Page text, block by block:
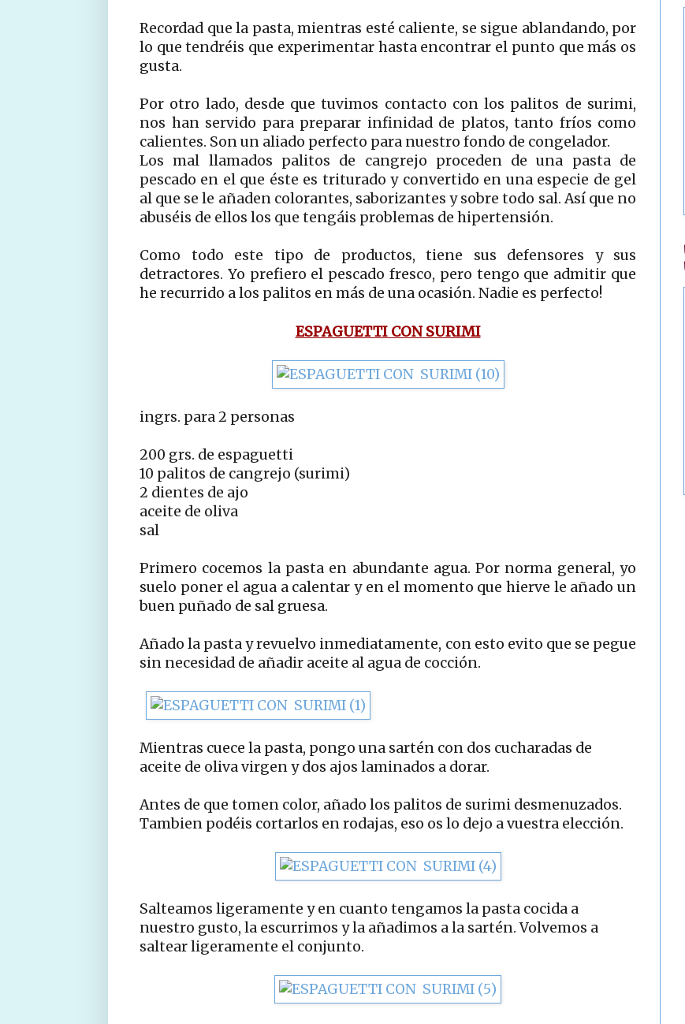
Recordad que la pasta, mientras esté caliente, se sigue ablandando, por
lo que tendréis que experimentar hasta encontrar el punto que más os
gusta.
Por otro lado, desde que tuvimos contacto con los palitos de surimi,
nos han servido para preparar infinidad de platos, tanto fríos como
calientes. Son un aliado perfecto para nuestro fondo de congelador.
Los mal llamados palitos de cangrejo proceden de una pasta de
pescado en el que éste es triturado y convertido en una especie de gel
al que se le añaden colorantes, saborizantes y sobre todo sal. Así que no
abuséis de ellos los que tengáis problemas de hipertensión.
Como todo este tipo de productos, tiene sus defensores y sus
detractores. Yo prefiero el pescado fresco, pero tengo que admitir que
he recurrido a los palitos en más de una ocasión. Nadie es perfecto!
ESPAGUETTI CON SURIMI
ingrs. para 2 personas
200 grs. de espaguetti
10 palitos de cangrejo (surimi)
2 dientes de ajo
aceite de oliva
sal
Primero cocemos la pasta en abundante agua. Por norma general, yo
suelo poner el agua a calentar y en el momento que hierve le añado un
buen puñado de sal gruesa.
Añado la pasta y revuelvo inmediatamente, con esto evito que se pegue
sin necesidad de añadir aceite al agua de cocción.
Mientras cuece la pasta, pongo una sartén con dos cucharadas de
aceite de oliva virgen y dos ajos laminados a dorar.
Antes de que tomen color, añado los palitos de surimi desmenuzados.
Tambien podéis cortarlos en rodajas, eso os lo dejo a vuestra elección.
Salteamos ligeramente y en cuanto tengamos la pasta cocida a
nuestro gusto, la escurrimos y la añadimos a la sartén. Volvemos a
saltear ligeramente el conjunto.